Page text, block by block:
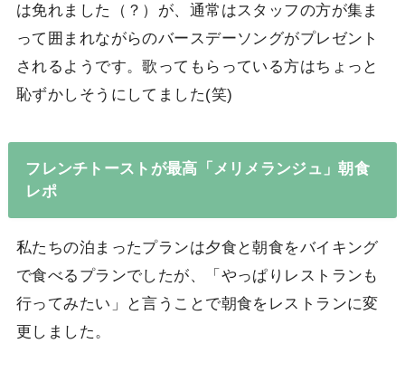
は免れました（？）が、通常はスタッフの方が集ま
って囲まれながらのバースデーソングがプレゼント
されるようです。歌ってもらっている方はちょっと
恥ずかしそうにしてました(笑)
フレンチトーストが最高「メリメランジュ」朝食
レポ
私たちの泊まったプランは夕食と朝食をバイキング
で食べるプランでしたが、「やっぱりレストランも
行ってみたい」と言うことで朝食をレストランに変
更しました。